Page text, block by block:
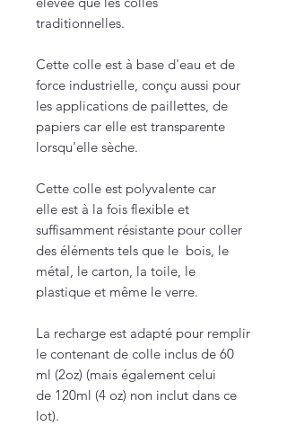
traditionnelles.
Cette colle est à base d'eau et de
force industrielle, conçu aussi pour
les applications de paillettes, de
papiers car elle est transparente
lorsqu'elle sèche.
Cette colle est polyvalente car
elle est à la fois flexible et
suffisamment résistante pour coller
des éléments tels que le bois, le
métal, le carton, la toile, le
plastique et même le verre.
La recharge est adapté pour remplir
le contenant de colle inclus de 60
ml (2oz) (mais également celui
de 120ml (4 oz) non inclut dans ce
lot).